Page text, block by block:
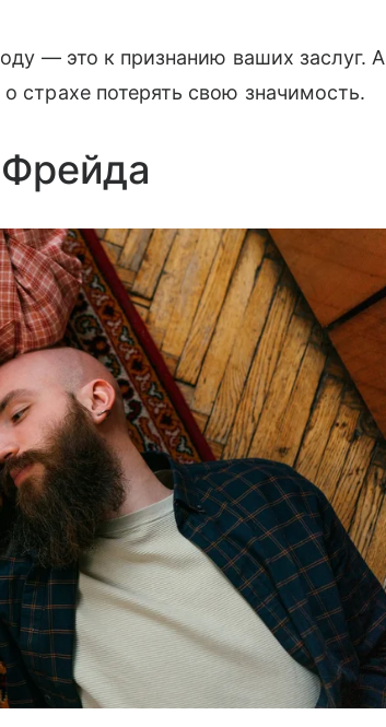
— это к признанию ваших заслуг. А
страхе потерять свою значимость.